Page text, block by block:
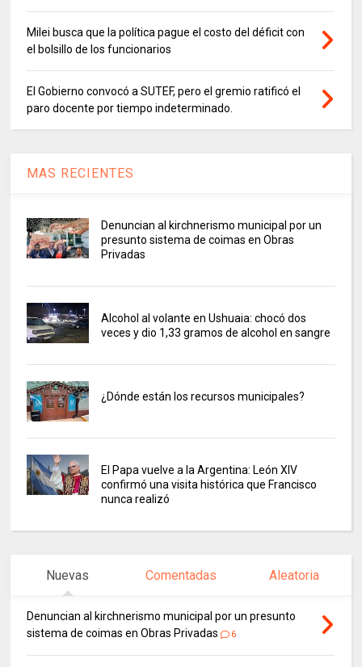
Milei busca que la política pague el costo del déficit con
el bolsillo de los funcionarios
El Gobierno convocó a SUTEF, pero el gremio ratificó el
paro docente por tiempo indeterminado.
MAS RECIENTES
Denuncian al kirchnerismo municipal por un
presunto sistema de coimas en Obras
Privadas
Alcohol al volante en Ushuaia: chocó dos
veces y dio 1,33 gramos de alcohol en sangre
¿Dónde están los recursos municipales?
El Papa vuelve a la Argentina: León XIV
confirmó una visita histórica que Francisco
nunca realizó
Nuevas Comentadas Aleatoria
Denuncian al kirchnerismo municipal por un presunto
sistema de coimas en Obras Privadas
6